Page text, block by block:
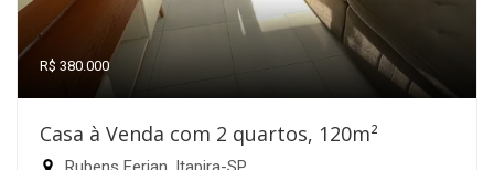
R$ 380.000
Casa à Venda com 2 quartos, 120m²